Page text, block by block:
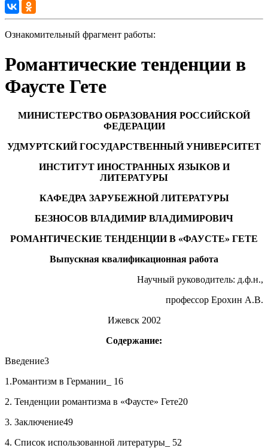
Ознакомительный фрагмент работы:
Романтические тенденции в
Фаусте Гете
МИНИСТЕРСТВО ОБРАЗОВАНИЯ РОССИЙСКОЙ
ФЕДЕРАЦИИ
УДМУРТСКИЙ ГОСУДАРСТВЕННЫЙ УНИВЕРСИТЕТ
ИНСТИТУТ ИНОСТРАННЫХ ЯЗЫКОВ И
ЛИТЕРАТУРЫ
КАФЕДРА ЗАРУБЕЖНОЙ ЛИТЕРАТУРЫ
БЕЗНОСОВ ВЛАДИМИР ВЛАДИМИРОВИЧ
РОМАНТИЧЕСКИЕ ТЕНДЕНЦИИ В «ФАУСТЕ» ГЕТЕ
Выпускная квалификационная работа
Научный руководитель: д.ф.н.,
профессор Ерохин А.В.
Ижевск 2002
Содержание:
Введение3
1.Романтизм в Германии_ 16
2. Тенденции романтизма в «Фаусте» Гете20
3. Заключение49
4. Список использованной литературы_ 52